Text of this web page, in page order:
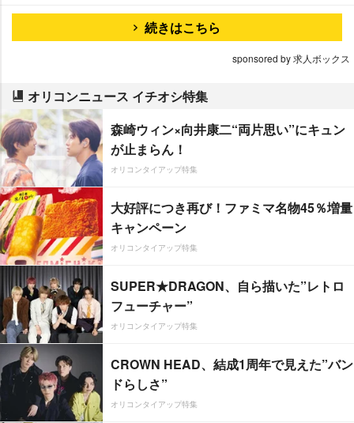
続きはこちら
sponsored by 求人ボックス
オリコンニュース イチオシ特集
森崎ウィン×向井康二“両片思い”にキュン
が止まらん！
オリコンタイアップ特集
大好評につき再び！ファミマ名物45％増量
キャンペーン
オリコンタイアップ特集
SUPER★DRAGON、自ら描いた”レトロ
フューチャー”
オリコンタイアップ特集
CROWN HEAD、結成1周年で見えた”バン
ドらしさ”
オリコンタイアップ特集